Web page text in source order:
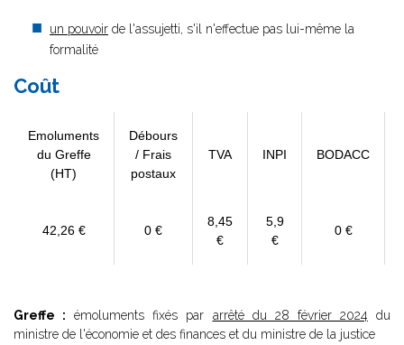
un pouvoir de l'assujetti, s'il n'effectue pas lui-même la
formalité
Coût
Emoluments
du Greffe
(HT)
Débours
/ Frais
postaux
TVA INPI BODACC
42,26 € 0 €
8,45
€
5,9
€
0 €
Greffe : émoluments fixés par arrêté du 28 février 2024 du
ministre de l'économie et des finances et du ministre de la justice